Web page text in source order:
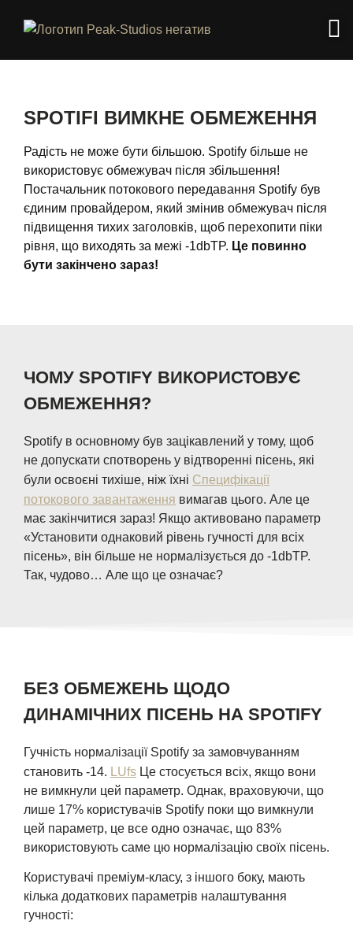
SPOTIFI ВИМКНЕ ОБМЕЖЕННЯ
Радість не може бути більшою. Spotify більше не
використовує обмежувач після збільшення!
Постачальник потокового передавання Spotify був
єдиним провайдером, який змінив обмежувач після
підвищення тихих заголовків, щоб перехопити піки
рівня, що виходять за межі -1dbTP. Це повинно
бути закінчено зараз!
ЧОМУ SPOTIFY ВИКОРИСТОВУЄ
ОБМЕЖЕННЯ?
Spotify в основному був зацікавлений у тому, щоб
не допускати спотворень у відтворенні пісень, які
були освоєні тихіше, ніж їхні Специфікації
потокового завантаження вимагав цього. Але це
має закінчитися зараз! Якщо активовано параметр
«Установити однаковий рівень гучності для всіх
пісень», він більше не нормалізується до -1dbTP.
Так, чудово… Але що це означає?
БЕЗ ОБМЕЖЕНЬ ЩОДО
ДИНАМІЧНИХ ПІСЕНЬ НА SPOTIFY
Гучність нормалізації Spotify за замовчуванням
становить -14. LUfs Це стосується всіх, якщо вони
не вимкнули цей параметр. Однак, враховуючи, що
лише 17% користувачів Spotify поки що вимкнули
цей параметр, це все одно означає, що 83%
використовують саме цю нормалізацію своїх пісень.
Користувачі преміум-класу, з іншого боку, мають
кілька додаткових параметрів налаштування
гучності: